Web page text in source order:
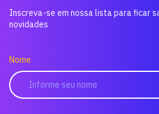
Inscreva-se em nossa lista para ficar
novidades
Nome